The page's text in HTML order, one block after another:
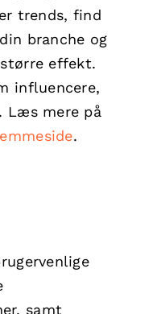
trends, find
branche og
effekt.
influencere,
Læs mere på
.
samt